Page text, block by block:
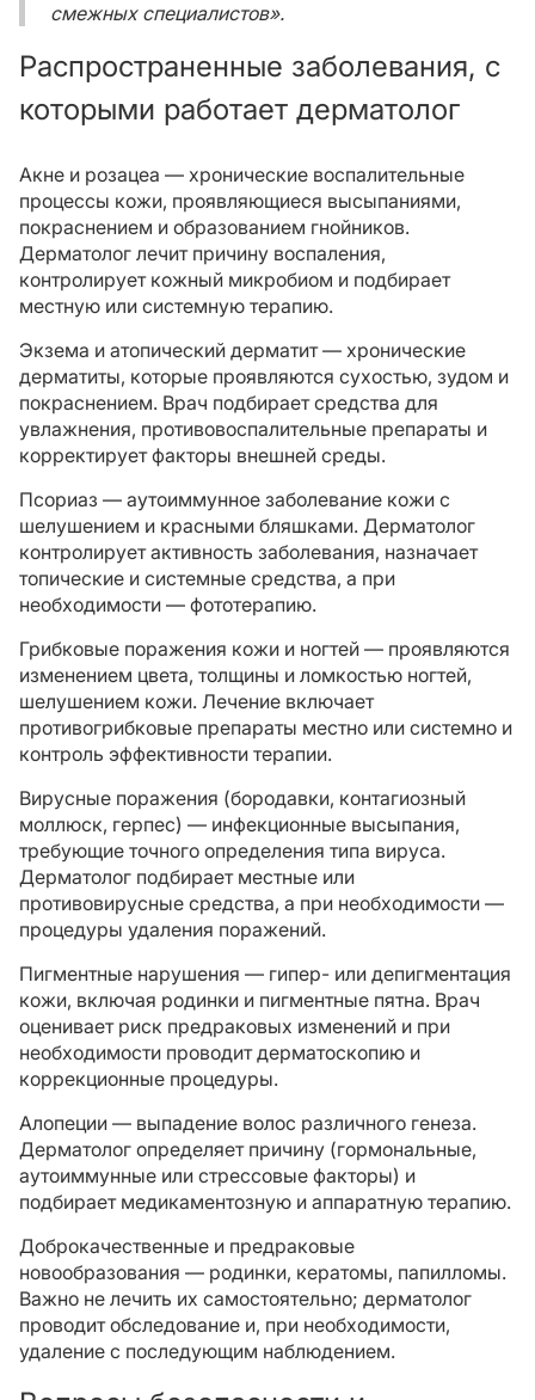
смежных специалистов».
Распространенные заболевания, с
которыми работает дерматолог
Акне и розацеа — хронические воспалительные
процессы кожи, проявляющиеся высыпаниями,
покраснением и образованием гнойников.
Дерматолог лечит причину воспаления,
контролирует кожный микробиом и подбирает
местную или системную терапию.
Экзема и атопический дерматит — хронические
дерматиты, которые проявляются сухостью, зудом и
покраснением. Врач подбирает средства для
увлажнения, противовоспалительные препараты и
корректирует факторы внешней среды.
Псориаз — аутоиммунное заболевание кожи с
шелушением и красными бляшками. Дерматолог
контролирует активность заболевания, назначает
топические и системные средства, а при
необходимости — фототерапию.
Грибковые поражения кожи и ногтей — проявляются
изменением цвета, толщины и ломкостью ногтей,
шелушением кожи. Лечение включает
противогрибковые препараты местно или системно и
контроль эффективности терапии.
Вирусные поражения (бородавки, контагиозный
моллюск, герпес) — инфекционные высыпания,
требующие точного определения типа вируса.
Дерматолог подбирает местные или
противовирусные средства, а при необходимости —
процедуры удаления поражений.
Пигментные нарушения — гипер- или депигментация
кожи, включая родинки и пигментные пятна. Врач
оценивает риск предраковых изменений и при
необходимости проводит дерматоскопию и
коррекционные процедуры.
Алопеции — выпадение волос различного генеза.
Дерматолог определяет причину (гормональные,
аутоиммунные или стрессовые факторы) и
подбирает медикаментозную и аппаратную терапию.
Доброкачественные и предраковые
новообразования — родинки, кератомы, папилломы.
Важно не лечить их самостоятельно; дерматолог
проводит обследование и, при необходимости,
удаление с последующим наблюдением.